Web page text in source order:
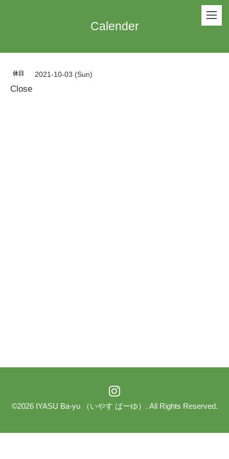
Calender
休日 2021-10-03 (Sun)
Close
©2026 IYASU Ba-yu （いやす ばーゆ） . All Rights Reserved.